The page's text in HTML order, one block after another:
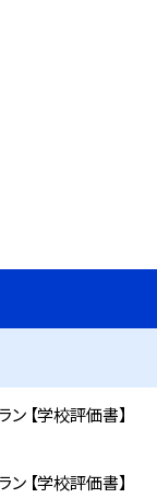
【学校評価書】
【学校評価書】